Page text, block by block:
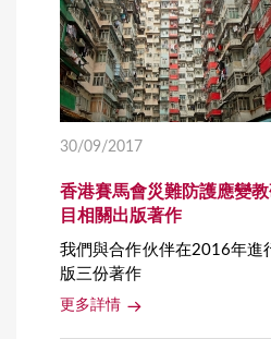
30/09/2017
香港賽馬會災難防護應變
目相關出版著作
我們與合作伙伴在2016年進
版三份著作
更多詳情